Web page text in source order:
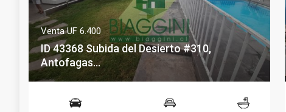
VentaUF 6.400
ID 43368 Subida del Desierto #310,
Antofagas...